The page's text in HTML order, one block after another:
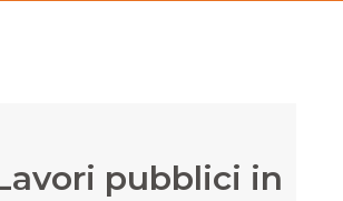
pubblici in